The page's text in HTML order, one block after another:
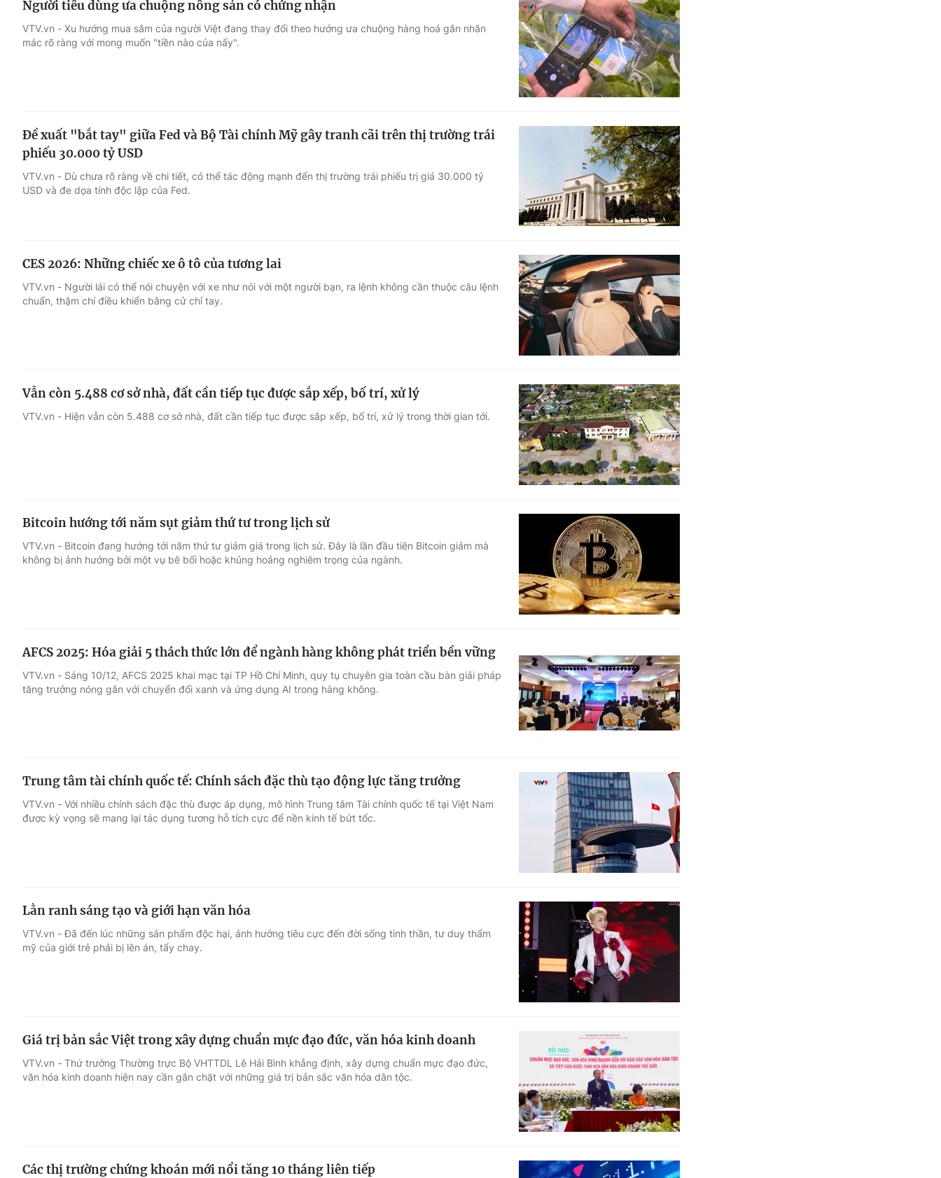
Người tiêu dùng ưa chuộng nông sản có chứng nhận
VTV.vn - Xu hướng mua sắm của người Việt đang thay đổi theo hướng ưa chuộng hàng hoá gắn nhãn
mác rõ ràng với mong muốn "tiền nào của nấy".
Đề xuất "bắt tay" giữa Fed và Bộ Tài chính Mỹ gây tranh cãi trên thị trường trái
phiếu 30.000 tỷ USD
VTV.vn - Dù chưa rõ ràng về chi tiết, có thể tác động mạnh đến thị trường trái phiếu trị giá 30.000 tỷ
USD và đe dọa tính độc lập của Fed.
CES 2026: Những chiếc xe ô tô của tương lai
VTV.vn - Người lái có thể nói chuyện với xe như nói với một người bạn, ra lệnh không cần thuộc câu lệnh
chuẩn, thậm chí điều khiển bằng cử chỉ tay.
Vẫn còn 5.488 cơ sở nhà, đất cần tiếp tục được sắp xếp, bố trí, xử lý
VTV.vn - Hiện vẫn còn 5.488 cơ sở nhà, đất cần tiếp tục được sắp xếp, bố trí, xử lý trong thời gian tới.
Bitcoin hướng tới năm sụt giảm thứ tư trong lịch sử
VTV.vn - Bitcoin đang hướng tới năm thứ tư giảm giá trong lịch sử. Đây là lần đầu tiên Bitcoin giảm mà
không bị ảnh hưởng bởi một vụ bê bối hoặc khủng hoảng nghiêm trọng của ngành.
AFCS 2025: Hóa giải 5 thách thức lớn để ngành hàng không phát triển bền vững
VTV.vn - Sáng 10/12, AFCS 2025 khai mạc tại TP Hồ Chí Minh, quy tụ chuyên gia toàn cầu bàn giải pháp
tăng trưởng nóng gắn với chuyển đổi xanh và ứng dụng AI trong hàng không.
Trung tâm tài chính quốc tế: Chính sách đặc thù tạo động lực tăng trưởng
VTV.vn - Với nhiều chính sách đặc thù được áp dụng, mô hình Trung tâm Tài chính quốc tế tại Việt Nam
được kỳ vọng sẽ mang lại tác dụng tương hỗ tích cực để nền kinh tế bứt tốc.
Lằn ranh sáng tạo và giới hạn văn hóa
VTV.vn - Đã đến lúc những sản phẩm độc hại, ảnh hưởng tiêu cực đến đời sống tinh thần, tư duy thẩm
mỹ của giới trẻ phải bị lên án, tẩy chay.
Giá trị bản sắc Việt trong xây dựng chuẩn mực đạo đức, văn hóa kinh doanh
VTV.vn - Thứ trưởng Thường trực Bộ VHTTDL Lê Hải Bình khẳng định, xây dựng chuẩn mực đạo đức,
văn hóa kinh doanh hiện nay cần gắn chặt với những giá trị bản sắc văn hóa dân tộc.
Các thị trường chứng khoán mới nổi tăng 10 tháng liên tiếp